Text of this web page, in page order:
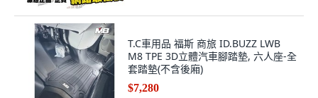
T.C車用品 福斯 商旅 ID.BUZZ LWB
M8 TPE 3D立體汽車腳踏墊, 六人座-全
套踏墊(不含後廂)
$7,280